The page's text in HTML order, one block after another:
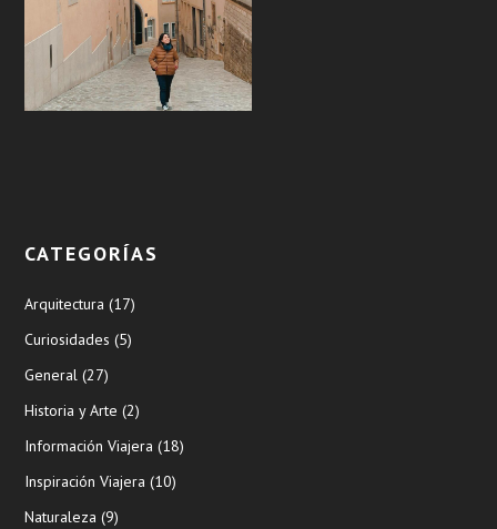
CATEGORÍAS
Arquitectura (17)
Curiosidades (5)
General (27)
Historia y Arte (2)
Información Viajera (18)
Inspiración Viajera (10)
Naturaleza (9)